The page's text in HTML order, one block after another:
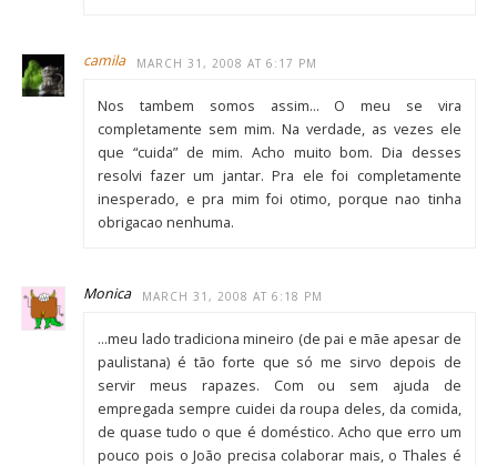
camila MARCH 31, 2008 AT 6:17 PM
Nos tambem somos assim… O meu se vira
completamente sem mim. Na verdade, as vezes ele
que “cuida” de mim. Acho muito bom. Dia desses
resolvi fazer um jantar. Pra ele foi completamente
inesperado, e pra mim foi otimo, porque nao tinha
obrigacao nenhuma.
Monica MARCH 31, 2008 AT 6:18 PM
…meu lado tradiciona mineiro (de pai e mãe apesar de
paulistana) é tão forte que só me sirvo depois de
servir meus rapazes. Com ou sem ajuda de
empregada sempre cuidei da roupa deles, da comida,
de quase tudo o que é doméstico. Acho que erro um
pouco pois o João precisa colaborar mais, o Thales é